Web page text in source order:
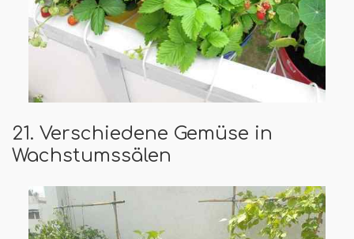
21. Verschiedene Gemüse in
Wachstumssälen